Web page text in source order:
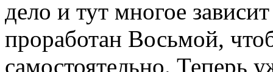
дело и тут многое
проработан Восьмой,
самостоятельно. Теперь